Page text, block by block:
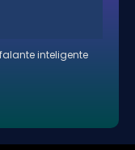
inteligente